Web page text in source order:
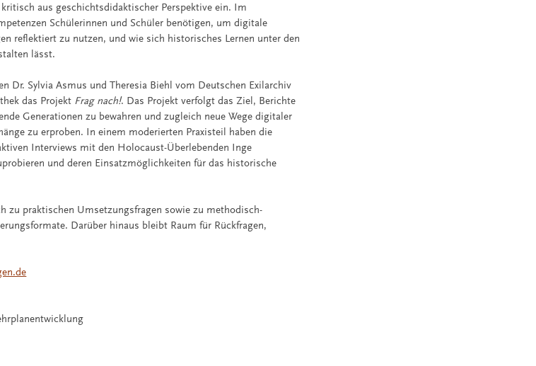
aus geschichtsdidaktischer Perspektive ein. Im
Schülerinnen und Schüler benötigen, um digitale
reflektiert zu nutzen, und wie sich historisches Lernen unter den
lässt.
Dr. Sylvia Asmus und Theresia Biehl vom Deutschen Exilarchiv
das Projekt Frag nach!. Das Projekt verfolgt das Ziel, Berichte
Generationen zu bewahren und zugleich neue Wege digitaler
zu erproben. In einem moderierten Praxisteil haben die
Interviews mit den Holocaust-Überlebenden Inge
und deren Einsatzmöglichkeiten für das historische
zu praktischen Umsetzungsfragen sowie zu methodisch-
Darüber hinaus bleibt Raum für Rückfragen,